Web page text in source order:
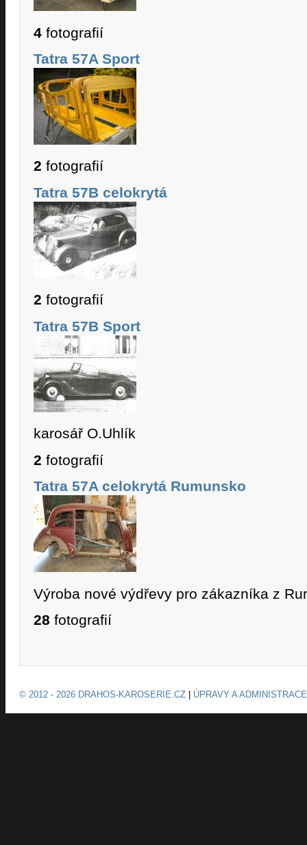
4 fotografií
Tatra 57A Sport
2 fotografií
Tatra 57B celokrytá
2 fotografií
Tatra 57B Sport
karosář O.Uhlík
2 fotografií
Tatra 57A celokrytá Rumunsko
Výroba nové výdřevy pro zákazníka z
28 fotografií
© 2012 - 2026 DRAHOS-KAROSERIE.CZ ÚPRAVY A ADMINISTRACE